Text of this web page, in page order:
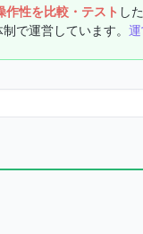
作性を比較・テスト し
で運営しています。